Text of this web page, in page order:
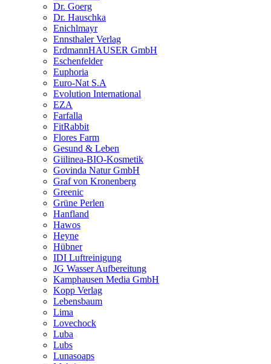
Dr. Goerg
Dr. Hauschka
Enichlmayr
Ennsthaler Verlag
ErdmannHAUSER GmbH
Eschenfelder
Euphoria
Euro-Nat S.A
Evolution International
EZA
Farfalla
FitRabbit
Flores Farm
Gesund & Leben
Giilinea-BIO-Kosmetik
Govinda Natur GmbH
Graf von Kronenberg
Greenic
Grüne Perlen
Hanfland
Hawos
Heyne
Hübner
IDI Luftreinigung
JG Wasser Aufbereitung
Kamphausen Media GmbH
Kopp Verlag
Lebensbaum
Lima
Lovechock
Luba
Lubs
Lunasoaps